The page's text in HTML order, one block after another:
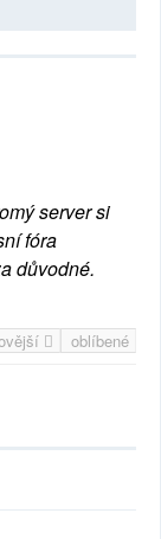
server si
fóra
důvodné.
oblíbené